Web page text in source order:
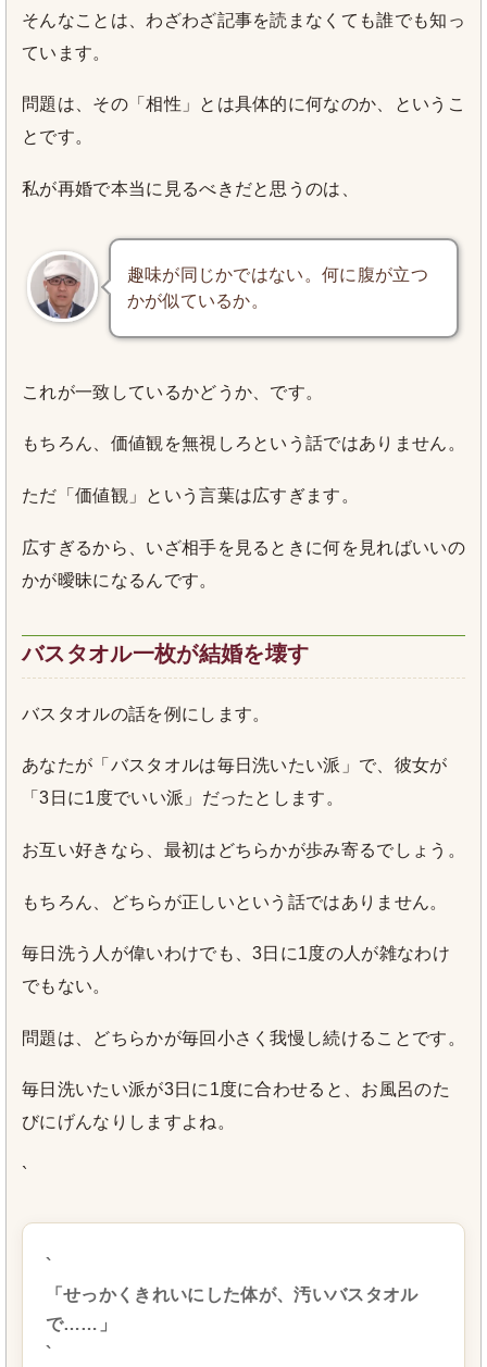
そんなことは、わざわざ記事を読まなくても誰でも知っ
ています。
問題は、その「相性」とは具体的に何なのか、というこ
とです。
私が再婚で本当に見るべきだと思うのは、
趣味が同じかではない。何に腹が立つ
かが似ているか。
これが一致しているかどうか、です。
もちろん、価値観を無視しろという話ではありません。
ただ「価値観」という言葉は広すぎます。
広すぎるから、いざ相手を見るときに何を見ればいいの
かが曖昧になるんです。
バスタオル一枚が結婚を壊す
バスタオルの話を例にします。
あなたが「バスタオルは毎日洗いたい派」で、彼女が
「3日に1度でいい派」だったとします。
お互い好きなら、最初はどちらかが歩み寄るでしょう。
もちろん、どちらが正しいという話ではありません。
毎日洗う人が偉いわけでも、3日に1度の人が雑なわけ
でもない。
問題は、どちらかが毎回小さく我慢し続けることです。
毎日洗いたい派が3日に1度に合わせると、お風呂のた
びにげんなりしますよね。
`
`
「せっかくきれいにした体が、汚いバスタオル
で……」
`